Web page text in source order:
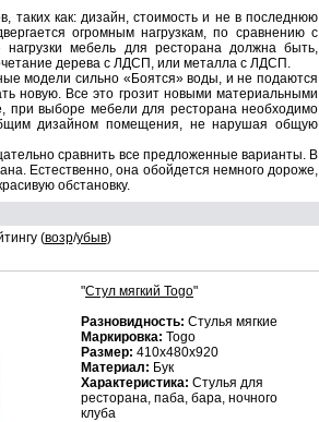
таких как: дизайн, стоимость и не в последнюю
огромным нагрузкам, по сравнению с
мебель для ресторана должна быть,
дерева с ЛДСП, или металла с ЛДСП.
модели сильно «Боятся» воды, и не подаются
новую. Все это грозит новыми материальными
при выборе мебели для ресторана необходимо
дизайном помещения, не нарушая общую
сравнить все предложенные варианты. В
Естественно, она обойдется немного дороже,
обстановку.
(возр/убыв)
"Стул мягкий Togo"
Разновидность: Стулья мягкие
Маркировка: Togo
Размер: 410х480х920
Материал: Бук
Характеристика: Стулья для
ресторана, паба, бара, ночного
клуба